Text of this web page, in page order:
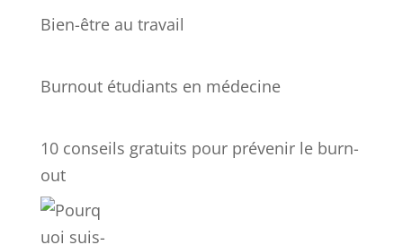
Bien-être au travail
Burnout étudiants en médecine
10 conseils gratuits pour prévenir le burn-
out